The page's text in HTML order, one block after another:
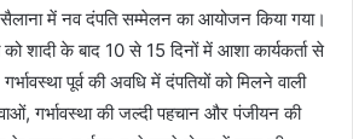
सैलाना में नव दंपति सम्मेलन का आयोजन किया गया।
शादी के बाद 10 से 15 दिनों में आशा कार्यकर्ता से
पूर्व की अवधि में दंपतियों को मिलने वाली
गर्भावस्था की जल्दी पहचान और पंजीयन की